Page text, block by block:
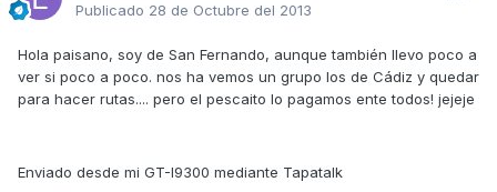
Publicado 28 de Octubre del 2013
Hola paisano, soy de San Fernando, aunque también llevo poco a
ver si poco a poco. nos ha vemos un grupo los de Cádiz y quedar
para hacer rutas.... pero el pescaito lo pagamos ente todos! jejeje
Enviado desde mi GT-I9300 mediante Tapatalk